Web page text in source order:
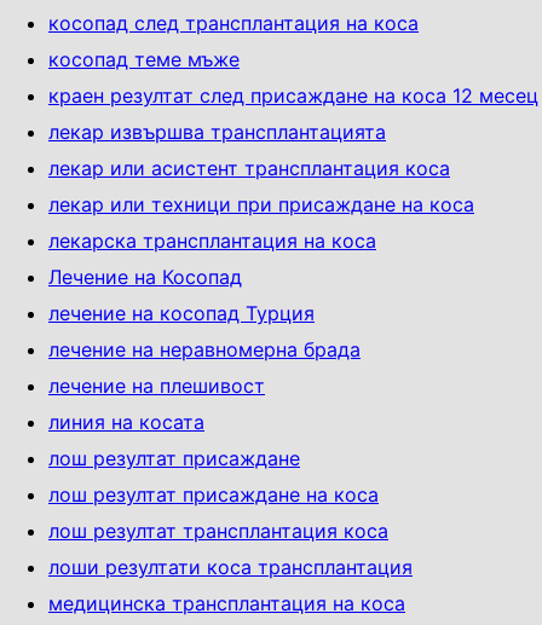
косопад след трансплантация на коса
косопад теме мъже
краен резултат след присаждане на коса 12 месец
лекар извършва трансплантацията
лекар или асистент трансплантация коса
лекар или техници при присаждане на коса
лекарска трансплантация на коса
Лечение на Косопад
лечение на косопад Турция
лечение на неравномерна брада
лечение на плешивост
линия на косата
лош резултат присаждане
лош резултат присаждане на коса
лош резултат трансплантация коса
лоши резултати коса трансплантация
медицинска трансплантация на коса